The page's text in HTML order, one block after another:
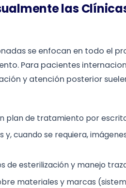
las
se enfocan en todo el
Para pacientes
y atención posterior
plan de tratamiento por
y, cuando se requiera,
de esterilización y manejo
materiales y marcas